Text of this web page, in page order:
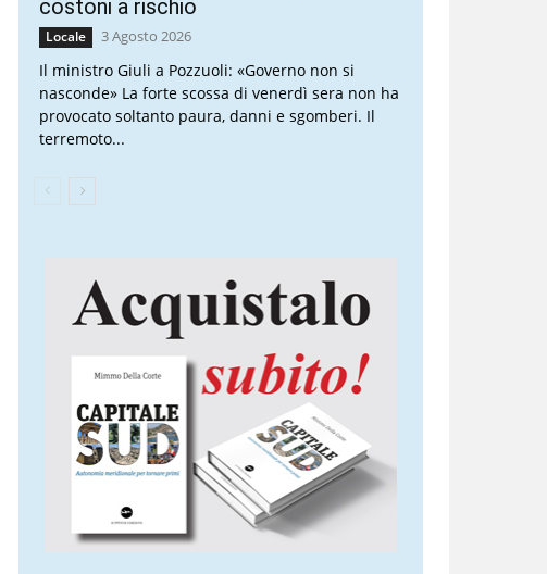
costoni a rischio
Locale 3 Agosto 2026
Il ministro Giuli a Pozzuoli: «Governo non si
nasconde» La forte scossa di venerdì sera non ha
provocato soltanto paura, danni e sgomberi. Il
terremoto...